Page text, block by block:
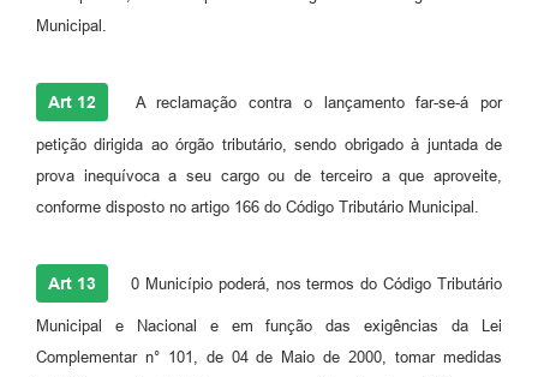
Municipal.
Art 12 A reclamação contra o lançamento far-se-á por
petição dirigida ao órgão tributário, sendo obrigado à juntada de
prova inequívoca a seu cargo ou de terceiro a que aproveite,
conforme disposto no artigo 166 do Código Tributário Municipal.
Art 13 0 Município poderá, nos termos do Código Tributário
Municipal e Nacional e em função das exigências da Lei
Complementar n° 101, de 04 de Maio de 2000, tomar medidas